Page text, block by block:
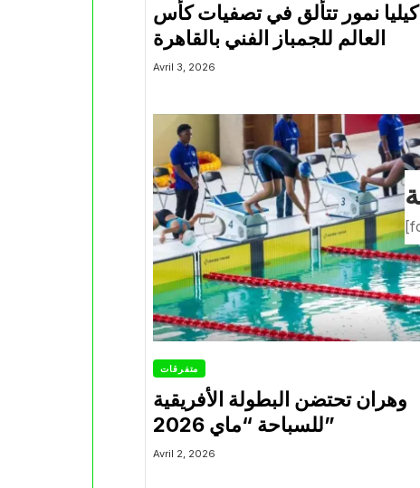
كيليا نمور تتألق في تصفيات كأس
العالم للجمباز الفني بالقاهرة
Avril 3, 2026
متفرقات
وهران تحتضن البطولة الأفريقية
للسباحة “ماي 2026”
Avril 2, 2026